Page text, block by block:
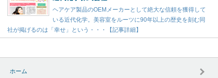
ヘアケア製品のOEMメーカーとして絶大な信頼を獲得して
いる近代化学。美容室をルーツに90年以上の歴史を刻む同
社が掲げるのは「幸せ」という・・・【記事詳細】
ホーム